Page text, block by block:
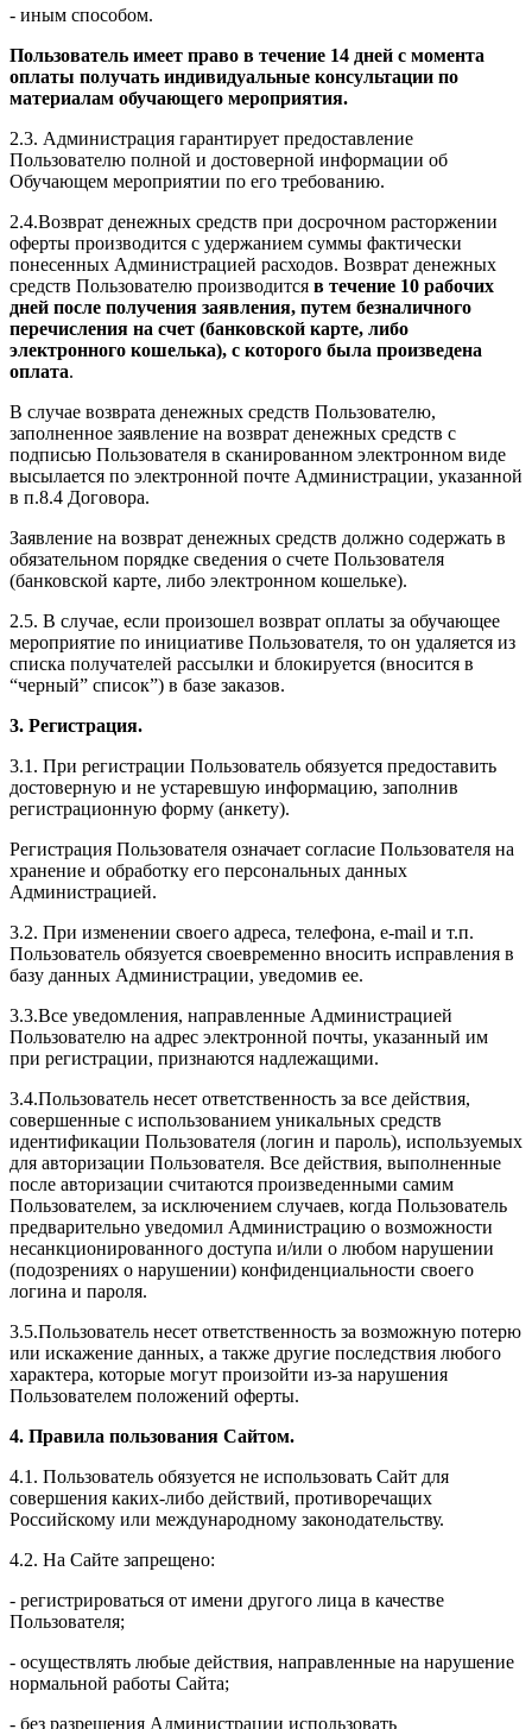
- иным способом.
Пользователь имеет право в течение 14 дней с момента
оплаты получать индивидуальные консультации по
материалам обучающего мероприятия.
2.3. Администрация гарантирует предоставление
Пользователю полной и достоверной информации об
Обучающем мероприятии по его требованию.
2.4.Возврат денежных средств при досрочном расторжении
оферты производится с удержанием суммы фактически
понесенных Администрацией расходов. Возврат денежных
средств Пользователю производится в течение 10 рабочих
дней после получения заявления, путем безналичного
перечисления на счет (банковской карте, либо
электронного кошелька), с которого была произведена
оплата.
В случае возврата денежных средств Пользователю,
заполненное заявление на возврат денежных средств с
подписью Пользователя в сканированном электронном виде
высылается по электронной почте Администрации, указанной
в п.8.4 Договора.
Заявление на возврат денежных средств должно содержать в
обязательном порядке сведения о счете Пользователя
(банковской карте, либо электронном кошельке).
2.5. В случае, если произошел возврат оплаты за обучающее
мероприятие по инициативе Пользователя, то он удаляется из
списка получателей рассылки и блокируется (вносится в
“черный” список”) в базе заказов.
3. Регистрация.
3.1. При регистрации Пользователь обязуется предоставить
достоверную и не устаревшую информацию, заполнив
регистрационную форму (анкету).
Регистрация Пользователя означает согласие Пользователя на
хранение и обработку его персональных данных
Администрацией.
3.2. При изменении своего адреса, телефона, e-mail и т.п.
Пользователь обязуется своевременно вносить исправления в
базу данных Администрации, уведомив ее.
3.3.Все уведомления, направленные Администрацией
Пользователю на адрес электронной почты, указанный им
при регистрации, признаются надлежащими.
3.4.Пользователь несет ответственность за все действия,
совершенные с использованием уникальных средств
идентификации Пользователя (логин и пароль), используемых
для авторизации Пользователя. Все действия, выполненные
после авторизации считаются произведенными самим
Пользователем, за исключением случаев, когда Пользователь
предварительно уведомил Администрацию о возможности
несанкционированного доступа и/или о любом нарушении
(подозрениях о нарушении) конфиденциальности своего
логина и пароля.
3.5.Пользователь несет ответственность за возможную потерю
или искажение данных, а также другие последствия любого
характера, которые могут произойти из-за нарушения
Пользователем положений оферты.
4. Правила пользования Сайтом.
4.1. Пользователь обязуется не использовать Сайт для
совершения каких-либо действий, противоречащих
Российскому или международному законодательству.
4.2. На Сайте запрещено:
- регистрироваться от имени другого лица в качестве
Пользователя;
- осуществлять любые действия, направленные на нарушение
нормальной работы Сайта;
- без разрешения Администрации использовать